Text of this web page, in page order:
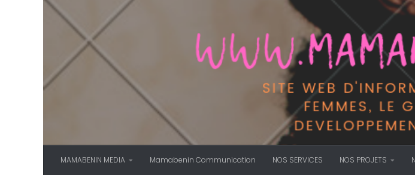
Skip to content
MAMABENIN MEDIA Mamabenin Communication NOS SERVICES NOS PROJETS